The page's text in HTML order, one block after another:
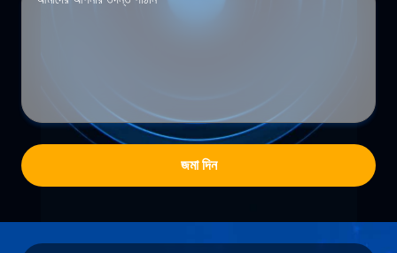
জমা দিন